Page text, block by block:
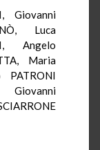
Giovanni
Luca
Angelo
Maria
Giovanni